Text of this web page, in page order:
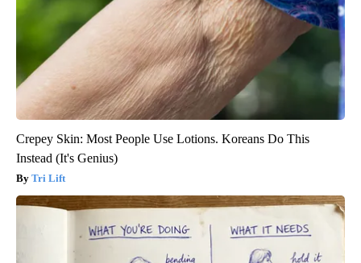
Crepey Skin: Most People Use Lotions. Koreans Do This
Instead (It's Genius)
Tri Lift